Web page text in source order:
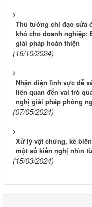
Thủ tướng chỉ đạo sửa
khó cho doanh nghiệp:
giải pháp hoàn thiện
(16/10/2024)
Nhận diện lĩnh vực dễ
liên quan đến vai trò
nghị giải pháp phòng
(07/05/2024)
Xử lý vật chứng, kê
một số kiến nghị nhìn
(15/03/2024)